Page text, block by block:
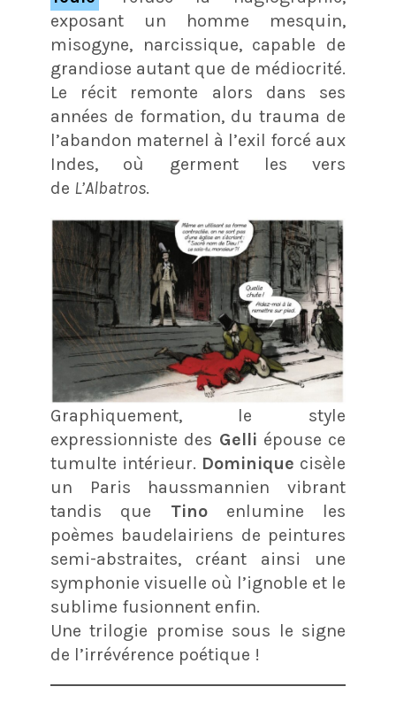
exposant un homme mesquin,
misogyne, narcissique, capable de
grandiose autant que de médiocrité.
Le récit remonte alors dans ses
années de formation, du trauma de
l’abandon maternel à l’exil forcé aux
Indes, où germent les vers
de L’Albatros.
Graphiquement, le style
expressionniste des Gelli épouse ce
tumulte intérieur. Dominique cisèle
un Paris haussmannien vibrant
tandis que Tino enlumine les
poèmes baudelairiens de peintures
semi-abstraites, créant ainsi une
symphonie visuelle où l’ignoble et le
sublime fusionnent enfin.
Une trilogie promise sous le signe
de l’irrévérence poétique !​